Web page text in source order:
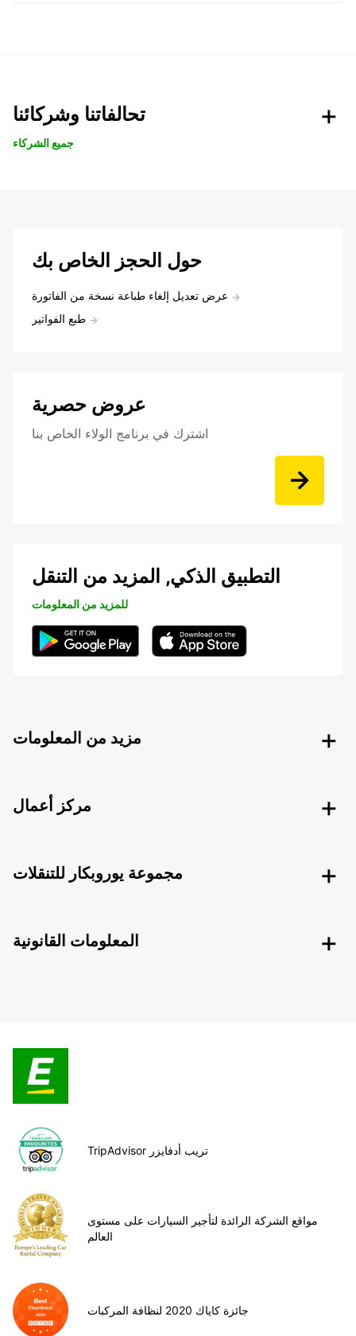
تحالفاتنا وشركائنا
جميع الشركاء
حول الحجز الخاص بك
عرض تعديل إلغاء طباعة نسخة من الفاتورة
طبع الفواتير
عروض حصرية
اشترك في برنامج الولاء الخاص بنا
التطبيق الذكي, المزيد من التنقل
للمزيد من المعلومات
مزيد من المعلومات
مركز أعمال
مجموعة يوروبكار للتنقلات
المعلومات القانونية
TripAdvisor تريب أدفايزر
مواقع الشركة الرائدة لتأجير السيارات على مستوى
العالم
جائزة كاياك 2020 لنظافة المركبات